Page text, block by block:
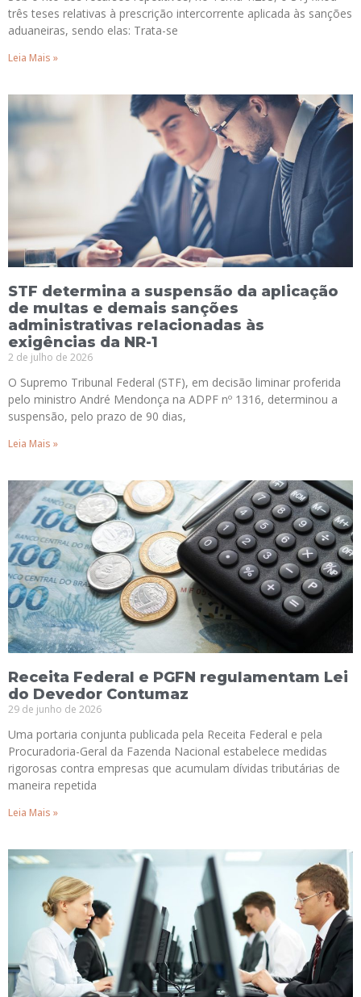
três teses relativas à prescrição intercorrente aplicada às sanções
aduaneiras, sendo elas: Trata-se
Leia Mais »
STF determina a suspensão da aplicação
de multas e demais sanções
administrativas relacionadas às
exigências da NR-1
2 de julho de 2026
O Supremo Tribunal Federal (STF), em decisão liminar proferida
pelo ministro André Mendonça na ADPF nº 1316, determinou a
suspensão, pelo prazo de 90 dias,
Leia Mais »
Receita Federal e PGFN regulamentam Lei
do Devedor Contumaz
29 de junho de 2026
Uma portaria conjunta publicada pela Receita Federal e pela
Procuradoria-Geral da Fazenda Nacional estabelece medidas
rigorosas contra empresas que acumulam dívidas tributárias de
maneira repetida
Leia Mais »